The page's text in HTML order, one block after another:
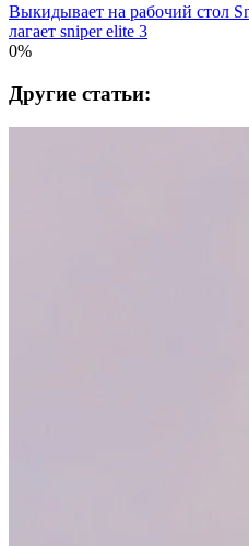
Выкидывает на рабочий стол
лагает sniper elite 3
0%
Другие статьи: